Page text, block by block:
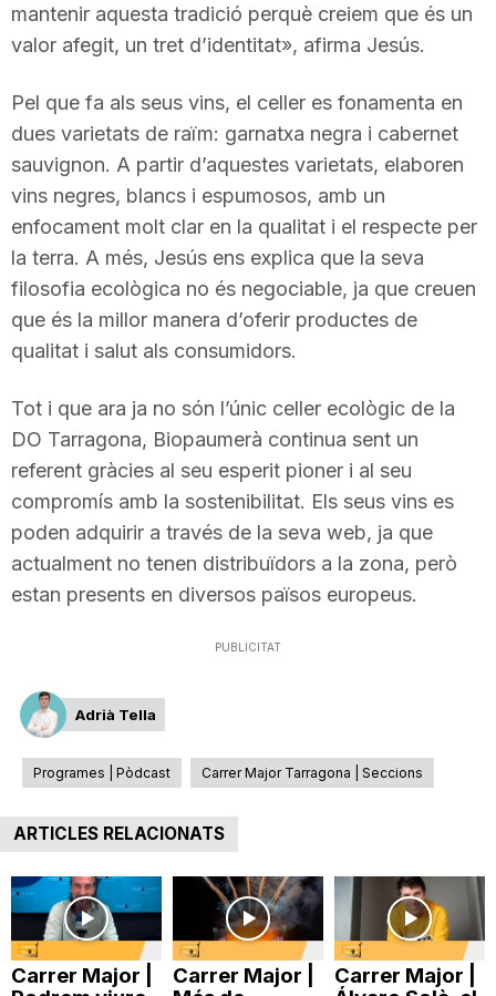
n
a
mantenir aquesta tradició perquè creiem que és un
valor afegit, un tret d’identitat», afirma Jesús.
Pel que fa als seus vins, el celler es fonamenta en
dues varietats de raïm: garnatxa negra i cabernet
sauvignon. A partir d’aquestes varietats, elaboren
vins negres, blancs i espumosos, amb un
enfocament molt clar en la qualitat i el respecte per
la terra. A més, Jesús ens explica que la seva
filosofia ecològica no és negociable, ja que creuen
que és la millor manera d’oferir productes de
qualitat i salut als consumidors.
Tot i que ara ja no són l’únic celler ecològic de la
DO Tarragona, Biopaumerà continua sent un
referent gràcies al seu esperit pioner i al seu
compromís amb la sostenibilitat. Els seus vins es
poden adquirir a través de la seva web, ja que
actualment no tenen distribuïdors a la zona, però
estan presents en diversos països europeus.
PUBLICITAT
Adrià Tella
Programes | Pòdcast Carrer Major Tarragona | Seccions
ARTICLES RELACIONATS
Carrer Major |
Carrer Major |
Carrer Major |